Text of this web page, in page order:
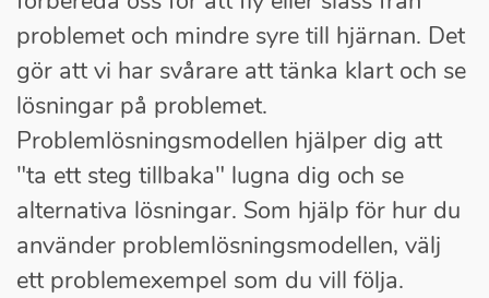
problemet och mindre syre till hjärnan. Det
gör att vi har svårare att tänka klart och se
lösningar på problemet.
Problemlösningsmodellen hjälper dig att
"ta ett steg tillbaka" lugna dig och se
alternativa lösningar. Som hjälp för hur du
använder problemlösningsmodellen, välj
ett problemexempel som du vill följa.